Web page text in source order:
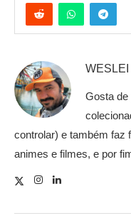
WESLEI
Gosta de
controlar) e também faz
animes e filmes, e por